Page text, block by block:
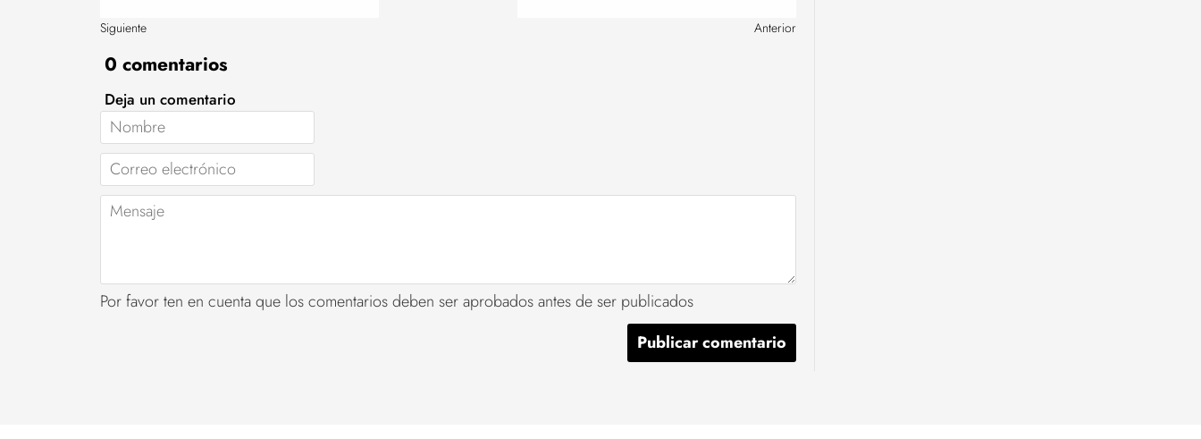
Anterior
Siguiente
0 comentarios
Deja un comentario
Nombre
Correo
electrónico
Mensaje
Por favor ten en cuenta que los comentarios deben ser aprobados antes de ser publicados